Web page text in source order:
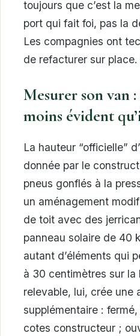
toujours que c’est la
port qui fait foi, pas la
Les compagnies ont
de refacturer sur
Mesurer son van
moins évident
La hauteur “officielle”
donnée par le
pneus gonflés à la
un aménagement
de toit avec des
panneau solaire de 40
autant d’éléments qui
à 30 centimètres sur
relevable, lui, crée une
supplémentaire :
cotes constructeur ;